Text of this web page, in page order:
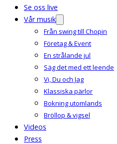
Se oss live
Vår musik
Från swing till Chopin
Företag & Event
En strålande jul
Säg det med ett leende
Vi, Du och Jag
Klassiska pärlor
Bokning utomlands
Bröllop & vigsel
Videos
Press